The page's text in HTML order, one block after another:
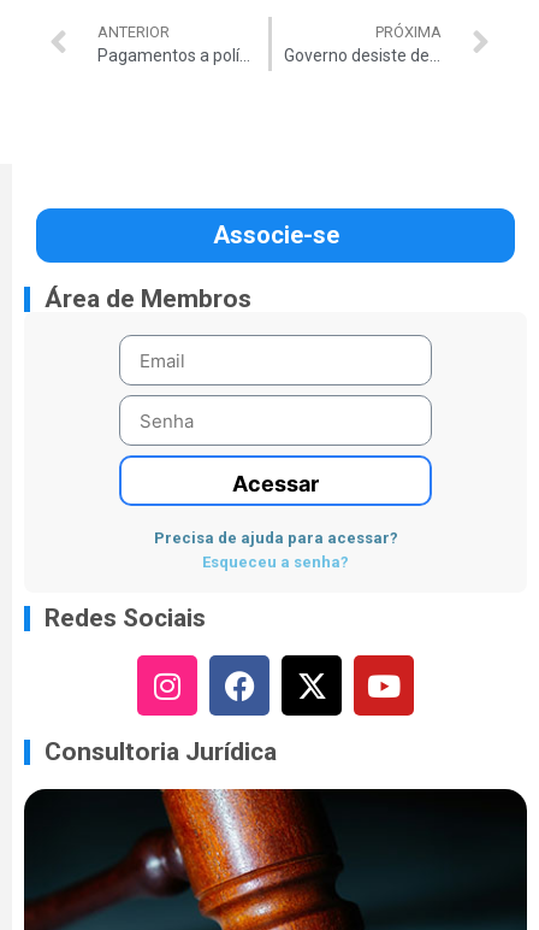
ANTERIOR
Pagamentos a políticos são a prova concreta
PRÓXIMA
Associe-se
Área de Membros
Acessar
Precisa de ajuda para acessar?
Esqueceu a senha?
Redes Sociais
Consultoria Jurídica